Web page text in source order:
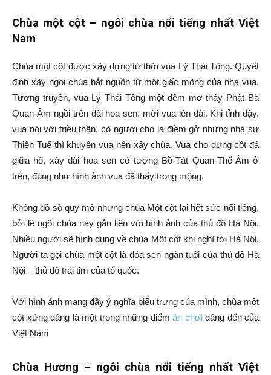
Chùa một cột – ngôi chùa nổi tiếng nhất Việt
Nam
Chùa một cột được xây dựng từ thời vua Lý Thái Tông. Quyết
định xây ngôi chùa bắt nguồn từ một giấc mộng của nhà vua.
Tương truyền, vua Lý Thái Tông một đêm mơ thấy Phật Bà
Quan-Âm ngồi trên đài hoa sen, mời vua lên đài. Khi tỉnh dậy,
vua nói với triều thần, có người cho là điềm gở nhưng nhà sư
Thiên Tuế thì khuyên vua nên xây chùa. Vua cho dựng cột đá
giữa hồ, xây đài hoa sen có tượng Bồ-Tát Quan-Thế-Âm ở
trên, đúng như hình ảnh vua đã thấy trong mộng.
Không đồ sộ quy mô nhưng chùa Một cột lại hết sức nổi tiếng,
bởi lẽ ngôi chùa này gắn liền với hình ảnh của thủ đô Hà Nội.
Nhiều người sẽ hình dung về chùa Một cột khi nghĩ tới Hà Nội.
Người ta gọi chùa một cột là đóa sen ngàn tuổi của thủ đô Hà
Nội – thủ đô trái tim của tổ quốc.
Với hình ảnh mang đầy ý nghĩa biểu trưng của mình, chùa một
cột xứng đáng là một trong những điểm ăn chơiđáng đến của
Việt Nam
Chùa Hương – ngôi chùa nổi tiếng nhất Việt